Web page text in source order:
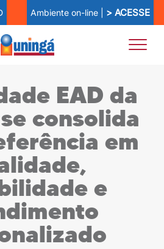
Ambiente on-line | > ACESSE
EAD da
consolida
em
e